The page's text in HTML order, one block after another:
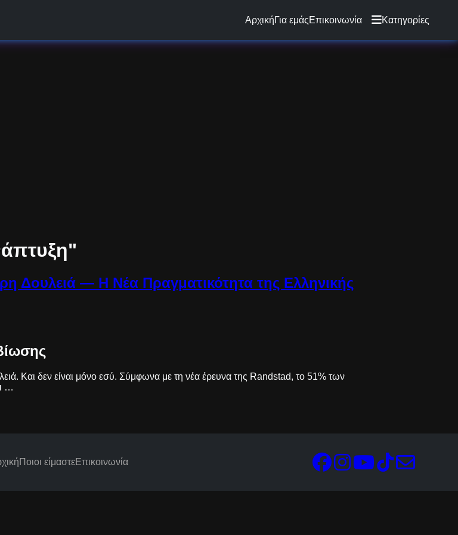
ΑρχικήΓια εμάςΕπικοινωνία Κατηγορίες
Δουλειά — Η Νέα Πραγματικότητα της Ελληνικής
Και δεν είναι μόνο εσύ. Σύμφωνα με τη νέα έρευνα της Randstad, το 51% των
…
Ποιοι είμαστεΕπικοινωνία